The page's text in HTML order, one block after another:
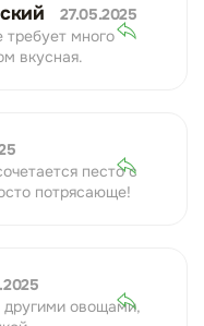
27.05.2025
много
вкусная.
песто с
потрясающе!
другими овощами,